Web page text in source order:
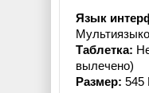
Язык
Таблетка:
вылечено)
Размер: 545